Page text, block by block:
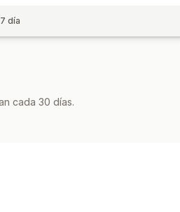
día
cada 30 días.